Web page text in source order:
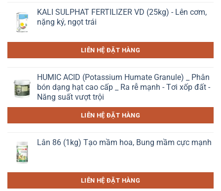
KALI SULPHAT FERTILIZER VD (25kg) - Lên cơm,
nặng ký, ngọt trái
LIÊN HỆ ĐẶT HÀNG
HUMIC ACID (Potassium Humate Granule) _ Phân
bón dạng hạt cao cấp _ Ra rễ mạnh - Tơi xốp đất -
Năng suất vượt trội
LIÊN HỆ ĐẶT HÀNG
Lân 86 (1kg) Tạo mầm hoa, Bung mầm cực mạnh
LIÊN HỆ ĐẶT HÀNG